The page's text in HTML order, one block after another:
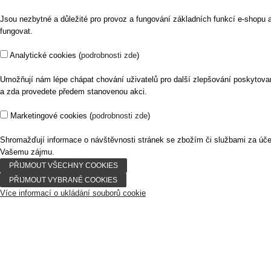
Jsou nezbytné a důležité pro provoz a fungování základních funkcí e-
fungovat.
Analytické cookies (podrobnosti zde)
Umožňují nám lépe chápat chování uživatelů pro další zlepšování
a zda provedete předem stanovenou akci.
Marketingové cookies (podrobnosti zde)
Shromažďují informace o návštěvnosti stránek se zbožím či službami za
Vašemu zájmu.
Více informací o ukládání souborů cookie